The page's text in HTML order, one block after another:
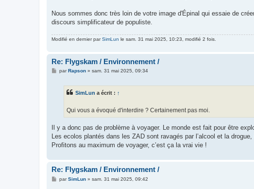
Nous sommes donc très loin de votre image d'Épinal qui essaie de
discours simplificateur de populiste.
Modifié en dernier parSimLun le sam. 31 mai 2025, 10:23, modifié 2 fois.
Re: Flygskam / Environnement /
Mpar Rapson» sam. 31 mai 2025, 09:34
SimLun a écrit : ↑
Qui vous a évoqué d'interdire ? Certainement pas moi.
Il y a donc pas de problème à voyager. Le monde est fait pour être
Les ecolos plantés dans les ZAD sont ravagés par l’alcool et la
Profitons au maximum de voyager, c’est ça la vrai vie !
Re: Flygskam / Environnement /
MparSimLun» sam. 31 mai 2025, 09:42